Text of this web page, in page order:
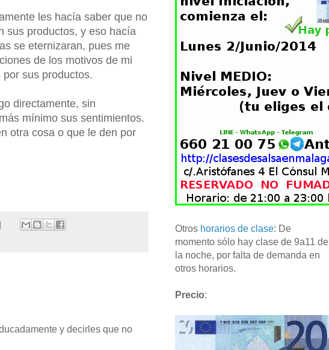
les hacía saber que no
sus productos, y eso hacía
se eternizaran, pues me
de los motivos de mi
sus productos.
directamente, sin
mínimo sus sentimientos.
otra cosa o que le den por
y decirles que no
Otros horarios de clase: De
momento sólo hay clase de 9a11 de
la noche, por falta de demanda en
otros horarios.
Precio: